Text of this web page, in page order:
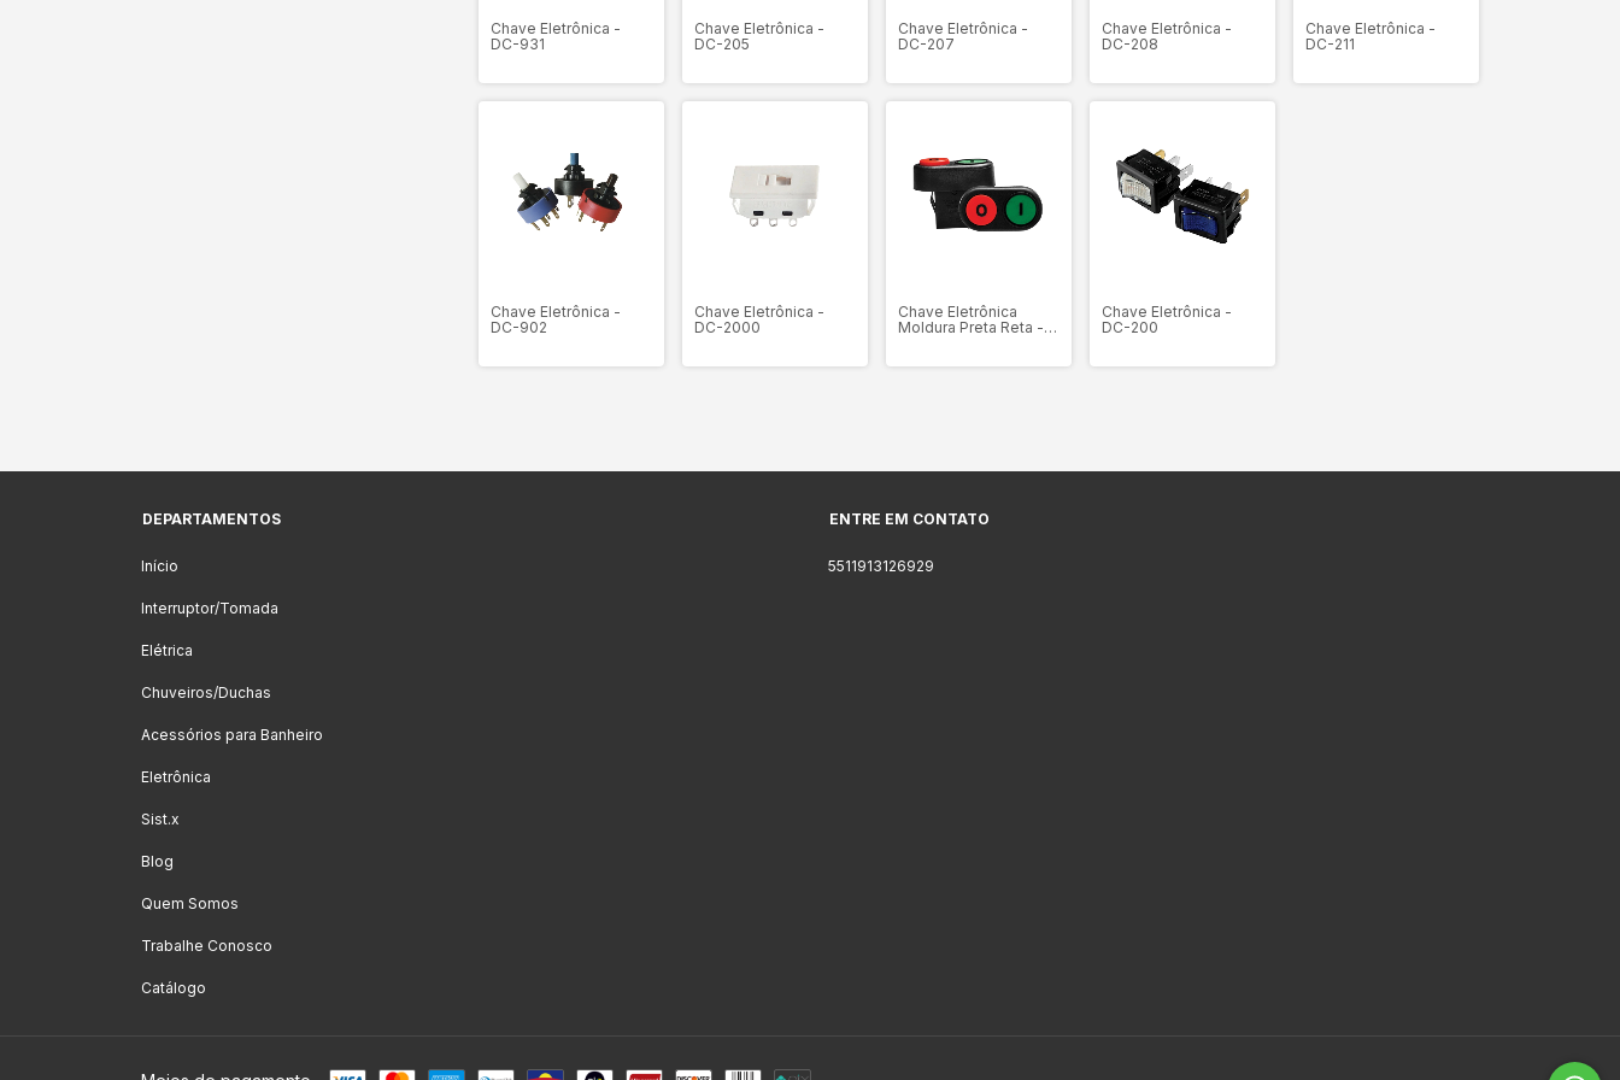
Chave Eletrônica -
DC-931
Chave Eletrônica -
DC-205
Chave Eletrônica -
DC-207
Chave Eletrônica -
DC-208
Chave Eletrônica -
DC-211
Chave Eletrônica -
DC-902
Chave Eletrônica -
DC-2000
Chave Eletrônica
Moldura Preta Reta -
Chave Eletrônica -
DC-200
DEPARTAMENTOS
Início
Interruptor/Tomada
Elétrica
Chuveiros/Duchas
Acessórios para Banheiro
Eletrônica
Sist.x
Blog
Quem Somos
Trabalhe Conosco
Catálogo
ENTRE EM CONTATO
5511913126929